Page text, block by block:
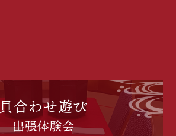
貝合わせ遊び
出張体験会